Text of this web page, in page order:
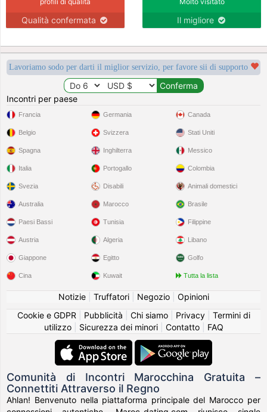
Qualità confermata Il migliore
Lavoriamo sodo per darti il miglior servizio, per favore sii di supporto
Incontri per paese
Francia
Belgio
Spagna
Italia
Svezia
Germania
Svizzera
Inghilterra
Portogallo
Disabili
Canada
Stati Uniti
Messico
Colombia
Animali domestici
Australia
Paesi Bassi
Austria
Giappone
Cina
Marocco
Tunisia
Algeria
Egitto
Kuwait
Brasile
Filippine
Libano
Golfo
Tutta la lista
Notizie| Truffatori| Negozio| Opinioni
Cookie e GDPR
Pubblicità Chi siamo| Privacy| Termini di
utilizzo| Sicurezza dei minori| Contatto| FAQ
Comunità di Incontri Marocchina Gratuita –
Connettiti Attraverso il Regno
Ahlan! Benvenuto nella piattaforma principale del Marocco per